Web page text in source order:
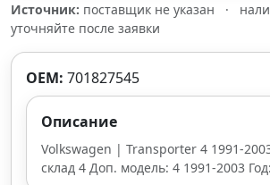
Источник: поставщик не указан ·
уточняйте после заявки
OEM: 701827545
Описание
Volkswagen | Transporter 4 1991-
склад 4 Доп. модель: 4 1991-2003